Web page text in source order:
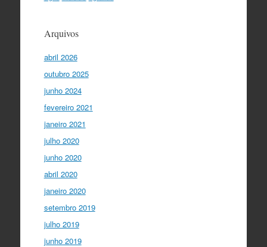
Arquivos
abril 2026
outubro 2025
junho 2024
fevereiro 2021
janeiro 2021
julho 2020
junho 2020
abril 2020
janeiro 2020
setembro 2019
julho 2019
junho 2019